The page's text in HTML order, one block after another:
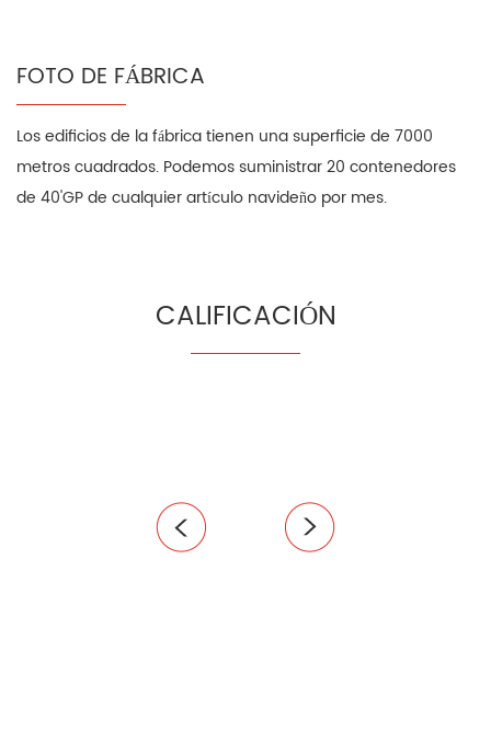
FOTO DE FÁBRICA
Los edificios de la fábrica tienen una superficie de 7000
metros cuadrados. Podemos suministrar 20 contenedores
de 40'GP de cualquier artículo navideño por mes.
CALIFICACIÓN